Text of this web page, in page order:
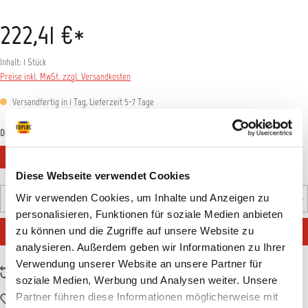
Diese Webseite verwendet Cookies
Wir verwenden Cookies, um Inhalte und Anzeigen zu
personalisieren, Funktionen für soziale Medien anbieten
zu können und die Zugriffe auf unsere Website zu
analysieren. Außerdem geben wir Informationen zu Ihrer
Verwendung unserer Website an unsere Partner für
soziale Medien, Werbung und Analysen weiter. Unsere
Partner führen diese Informationen möglicherweise mit
222,41 €*
Inhalt: 1 Stück
Preise inkl. MwSt. zzgl. Versandkosten
Versandfertig in 1 Tag, Lieferzeit 5-7 Tage
Düsengröße
Produkt Anzahl: Gib den gewünschten Wert ein oder
Stück
IN DEN WARENKORB
Zum Vergleich hinzufügen
Zum Merkzettel hinzufügen